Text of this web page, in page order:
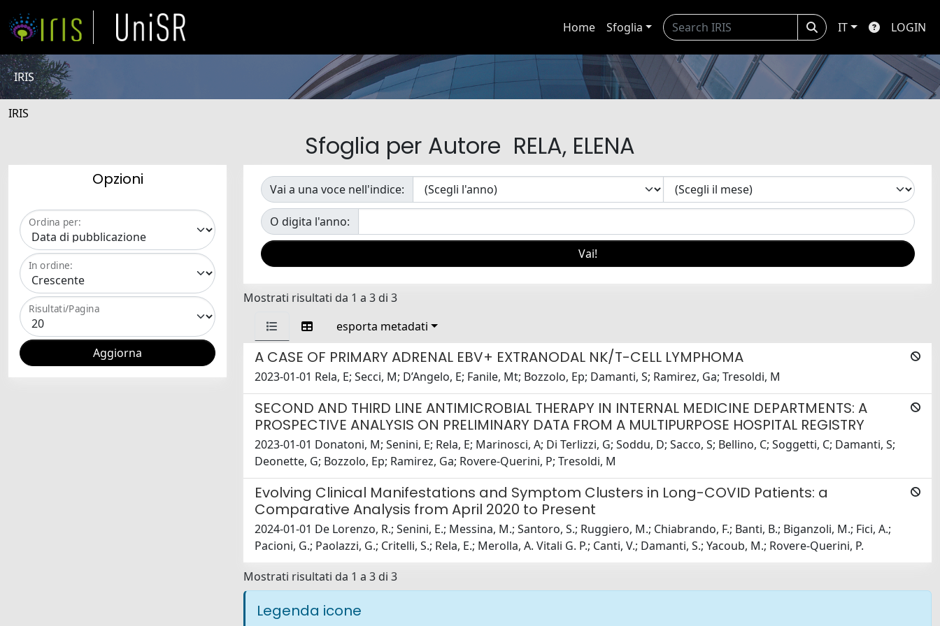
Home Sfoglia IT LOGIN
IRIS
IRIS
Sfoglia per Autore RELA, ELENA
Opzioni
Ordina per:
In ordine:
Risultati/Pagina
Vai a una voce nell'indice:
O digita l'anno:
Mostrati risultati da 1 a 3 di 3
esporta metadati
A CASE OF PRIMARY ADRENAL EBV+ EXTRANODAL NK/T-CELL LYMPHOMA
2023-01-01 Rela, E; Secci, M; D’Angelo, E; Fanile, Mt; Bozzolo, Ep; Damanti, S; Ramirez, Ga; Tresoldi, M
SECOND AND THIRD LINE ANTIMICROBIAL THERAPY IN INTERNAL MEDICINE DEPARTMENTS: A
PROSPECTIVE ANALYSIS ON PRELIMINARY DATA FROM A MULTIPURPOSE HOSPITAL REGISTRY
2023-01-01 Donatoni, M; Senini, E; Rela, E; Marinosci, A; Di Terlizzi, G; Soddu, D; Sacco, S; Bellino, C; Soggetti, C; Damanti, S;
Deonette, G; Bozzolo, Ep; Ramirez, Ga; Rovere-Querini, P; Tresoldi, M
Evolving Clinical Manifestations and Symptom Clusters in Long-COVID Patients: a
Comparative Analysis from April 2020 to Present
2024-01-01 De Lorenzo, R.; Senini, E.; Messina, M.; Santoro, S.; Ruggiero, M.; Chiabrando, F.; Banti, B.; Biganzoli, M.; Fici, A.;
Pacioni, G.; Paolazzi, G.; Critelli, S.; Rela, E.; Merolla, A. Vitali G. P.; Canti, V.; Damanti, S.; Yacoub, M.; Rovere-Querini, P.
Mostrati risultati da 1 a 3 di 3
Legenda icone